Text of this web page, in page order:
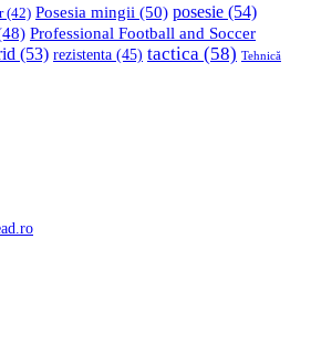
(42) Posesia mingii (50) posesie (54)
Professional Football and Soccer
(53) rezistenta (45) tactica (58) Tehnică